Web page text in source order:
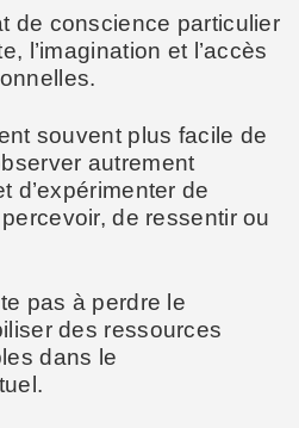
de conscience particulier
l’imagination et l’accès
souvent plus facile de
autrement
d’expérimenter de
de ressentir ou
pas à perdre le
des ressources
dans le